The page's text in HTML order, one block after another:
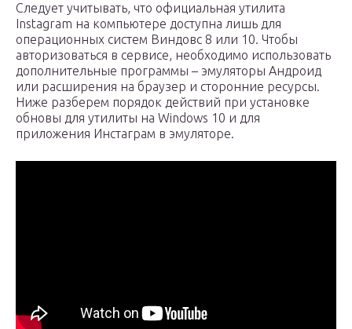
Следует учитывать, что официальная утилита
Instagram на компьютере доступна лишь для
операционных систем Виндовс 8 или 10. Чтобы
авторизоваться в сервисе, необходимо использовать
дополнительные программы – эмуляторы Андроид
или расширения на браузер и сторонние ресурсы.
Ниже разберем порядок действий при установке
обновы для утилиты на Windows 10 и для
приложения Инстаграм в эмуляторе.